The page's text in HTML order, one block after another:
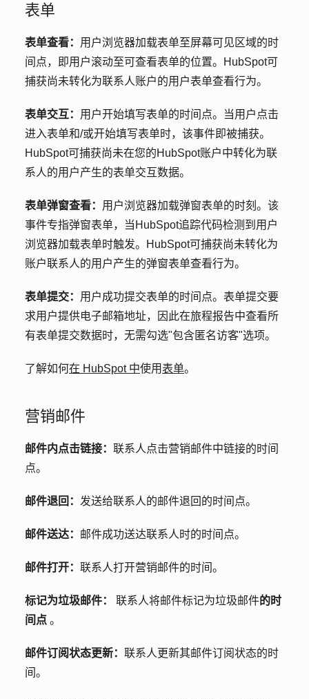
表单
表单查看： 用户浏览器加载表单至屏幕可见区域的时
间点，即用户滚动至可查看表单的位置。HubSpot可
捕获尚未转化为联系人账户的用户表单查看行为。
表单交互： 用户开始填写表单的时间点。当用户点击
进入表单和/或开始填写表单时，该事件即被捕获。
HubSpot可捕获尚未在您的HubSpot账户中转化为联
系人的用户产生的表单交互数据。
表单弹窗查看： 用户浏览器加载弹窗表单的时刻。该
事件专指弹窗表单，当HubSpot追踪代码检测到用户
浏览器加载表单时触发。HubSpot可捕获尚未转化为
账户联系人的用户产生的弹窗表单查看行为。
表单提交： 用户成功提交表单的时间点。表单提交要
求用户提供电子邮箱地址，因此在旅程报告中查看所
有表单提交数据时，无需勾选"包含匿名访客"选项。
了解如何在 HubSpot 中使用表单。
营销邮件
邮件内点击链接： 联系人点击营销邮件中链接的时间
点。
邮件退回： 发送给联系人的邮件退回的时间点。
邮件送达： 邮件成功送达联系人时的时间点。
邮件打开： 联系人打开营销邮件的时间。
标记为垃圾邮件： 联系人将邮件标记为垃圾邮件的时
间点 。
邮件订阅状态更新： 联系人更新其邮件订阅状态的时
间。